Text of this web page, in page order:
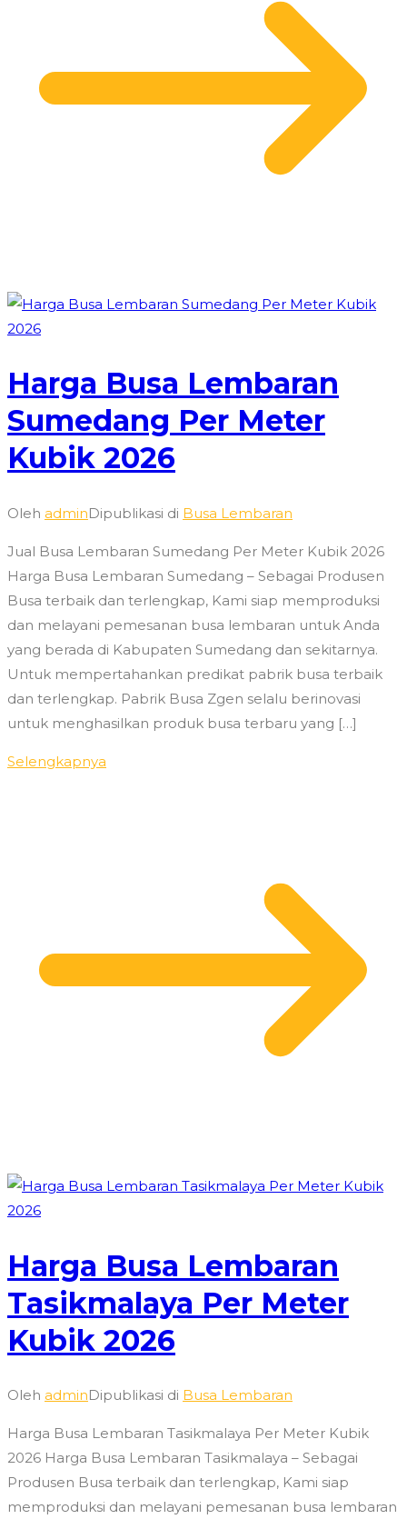
Harga Busa Lembaran
Sumedang Per Meter
Kubik 2026
Oleh adminDipublikasi di Busa Lembaran
Jual Busa Lembaran Sumedang Per Meter Kubik 2026
Harga Busa Lembaran Sumedang – Sebagai Produsen
Busa terbaik dan terlengkap, Kami siap memproduksi
dan melayani pemesanan busa lembaran untuk Anda
yang berada di Kabupaten Sumedang dan sekitarnya.
Untuk mempertahankan predikat pabrik busa terbaik
dan terlengkap. Pabrik Busa Zgen selalu berinovasi
untuk menghasilkan produk busa terbaru yang […]
Selengkapnya
Harga Busa Lembaran
Tasikmalaya Per Meter
Kubik 2026
Oleh adminDipublikasi di Busa Lembaran
Harga Busa Lembaran Tasikmalaya Per Meter Kubik
2026 Harga Busa Lembaran Tasikmalaya – Sebagai
Produsen Busa terbaik dan terlengkap, Kami siap
memproduksi dan melayani pemesanan busa lembaran